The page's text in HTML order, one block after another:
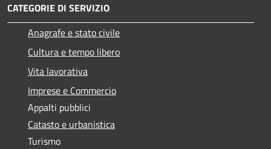
CATEGORIE DI SERVIZIO
Anagrafe e stato civile
Cultura e tempo libero
Vita lavorativa
Imprese e Commercio
Appalti pubblici
Catasto e urbanistica
Turismo